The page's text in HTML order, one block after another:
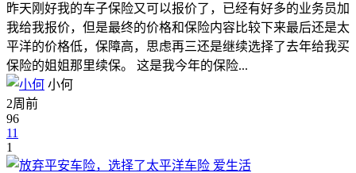
昨天刚好我的车子保险又可以报价了，已经有好多的业务员加
我给我报价，但是最终的价格和保险内容比较下来最后还是太
平洋的价格低，保障高，思虑再三还是继续选择了去年给我买
保险的姐姐那里续保。 这是我今年的保险...
小何
2周前
96
11
1
爱生活